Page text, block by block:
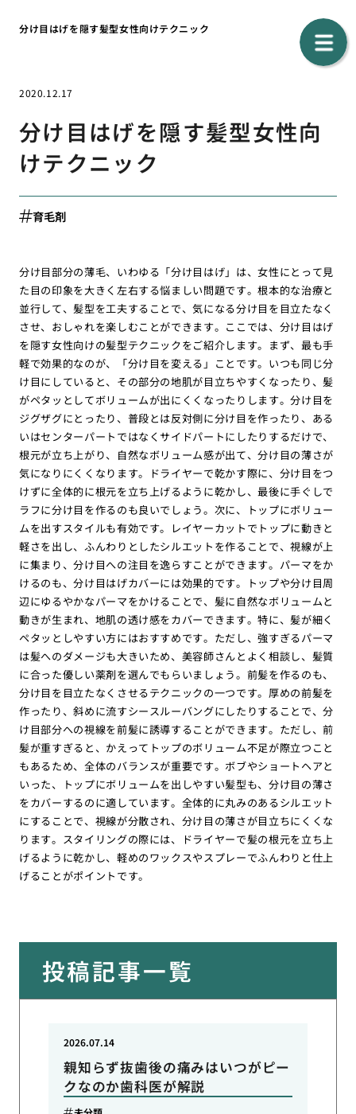
分け目はげを隠す髪型女性向けテクニック
2020.12.17
分け目はげを隠す髪型女性向
けテクニック
育毛剤
分け目部分の薄毛、いわゆる「分け目はげ」は、女性にとって見
た目の印象を大きく左右する悩ましい問題です。根本的な治療と
並行して、髪型を工夫することで、気になる分け目を目立たなく
させ、おしゃれを楽しむことができます。ここでは、分け目はげ
を隠す女性向けの髪型テクニックをご紹介します。まず、最も手
軽で効果的なのが、「分け目を変える」ことです。いつも同じ分
け目にしていると、その部分の地肌が目立ちやすくなったり、髪
がペタッとしてボリュームが出にくくなったりします。分け目を
ジグザグにとったり、普段とは反対側に分け目を作ったり、ある
いはセンターパートではなくサイドパートにしたりするだけで、
根元が立ち上がり、自然なボリューム感が出て、分け目の薄さが
気になりにくくなります。ドライヤーで乾かす際に、分け目をつ
けずに全体的に根元を立ち上げるように乾かし、最後に手ぐしで
ラフに分け目を作るのも良いでしょう。次に、トップにボリュー
ムを出すスタイルも有効です。レイヤーカットでトップに動きと
軽さを出し、ふんわりとしたシルエットを作ることで、視線が上
に集まり、分け目への注目を逸らすことができます。パーマをか
けるのも、分け目はげカバーには効果的です。トップや分け目周
辺にゆるやかなパーマをかけることで、髪に自然なボリュームと
動きが生まれ、地肌の透け感をカバーできます。特に、髪が細く
ペタッとしやすい方にはおすすめです。ただし、強すぎるパーマ
は髪へのダメージも大きいため、美容師さんとよく相談し、髪質
に合った優しい薬剤を選んでもらいましょう。前髪を作るのも、
分け目を目立たなくさせるテクニックの一つです。厚めの前髪を
作ったり、斜めに流すシースルーバングにしたりすることで、分
け目部分への視線を前髪に誘導することができます。ただし、前
髪が重すぎると、かえってトップのボリューム不足が際立つこと
もあるため、全体のバランスが重要です。ボブやショートヘアと
いった、トップにボリュームを出しやすい髪型も、分け目の薄さ
をカバーするのに適しています。全体的に丸みのあるシルエット
にすることで、視線が分散され、分け目の薄さが目立ちにくくな
ります。スタイリングの際には、ドライヤーで髪の根元を立ち上
げるように乾かし、軽めのワックスやスプレーでふんわりと仕上
げることがポイントです。
投稿記事一覧
親知らず抜歯後の痛みはいつがピー
クなのか歯科医が解説
2026.07.14